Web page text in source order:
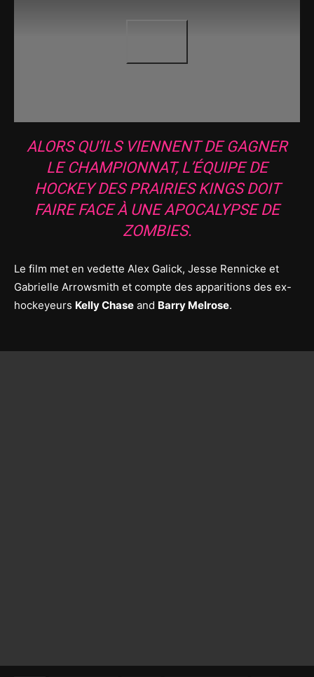
ALORS QU’ILS VIENNENT DE GAGNER
LE CHAMPIONNAT, L’ÉQUIPE DE
HOCKEY DES PRAIRIES KINGS DOIT
FAIRE FACE À UNE APOCALYPSE DE
ZOMBIES.
Le film met en vedette Alex Galick, Jesse Rennicke et
Gabrielle Arrowsmith et compte des apparitions des ex-
hockeyeurs Kelly Chase and Barry Melrose.